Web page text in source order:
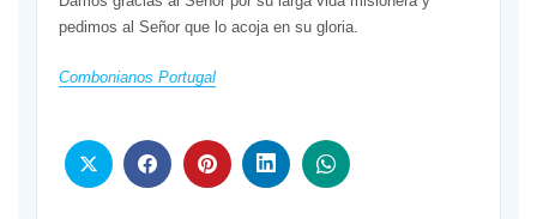
pedimos al Señor que lo acoja en su gloria.
Combonianos Portugal